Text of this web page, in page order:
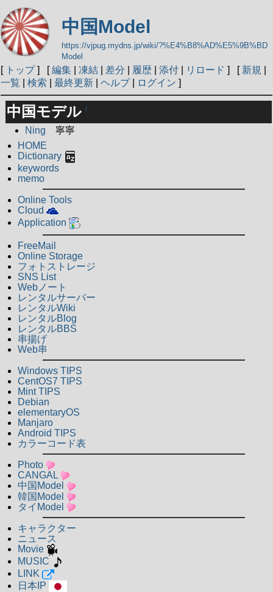
中国Model
https://vjpug.mydns.jp/wiki/?%E4%B8%AD%E5%9B%BD
Model
[ トップ] [編集 凍結 差分 履歴 添付 リロード ] [ 新規
一覧
検索 最終更新 ヘルプ| ログイン ]
中国モデル †
Ning 寧寧
HOME
Dictionary
keywords
memo
Online Tools
Cloud
Application
FreeMail
Online Storage
フォトストレージ
SNS List
Webノート
レンタルサーバー
レンタルWiki
レンタルBlog
レンタルBBS
串揚げ
Web串
Windows TIPS
CentOS7 TIPS
Mint TIPS
Debian
elementaryOS
Manjaro
Android TIPS
カラーコード表
Photo
CANGAL
中国Model
韓国Model
タイModel
キャラクター
ニュース
Movie
MUSIC
LINK
日本IP